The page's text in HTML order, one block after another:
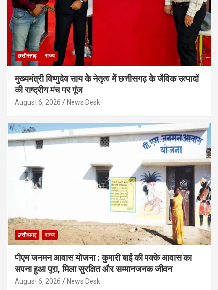
छत्तीसगढ़ राज्य
मुख्यमंत्री विष्णुदेव साय के नेतृत्व में छत्तीसगढ़ के जैविक उत्पादों
की राष्ट्रीय मंच पर गूंज
August 6, 2026 News Desk
छत्तीसगढ़ राज्य
पीएम जनमन आवास योजना : कुमारी बाई की पक्के आवास का
सपना हुआ पूरा, मिला सुरक्षित और सम्मानजनक जीवन
August 6, 2026 News Desk